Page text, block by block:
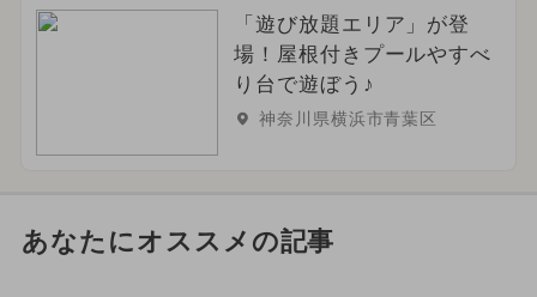
「遊び放題エリア」が登
場！屋根付きプールやすべ
り台で遊ぼう♪
神奈川県横浜市青葉区
あなたにオススメの記事